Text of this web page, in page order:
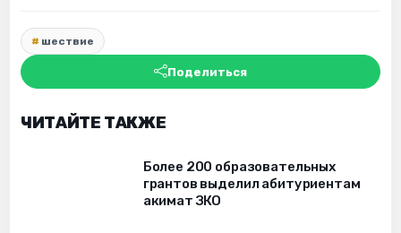
шествие
Поделиться
ЧИТАЙТЕ ТАКЖЕ
Более 200 образовательных
грантов выделил абитуриентам
акимат ЗКО